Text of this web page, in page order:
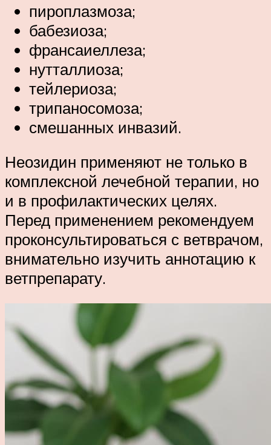
пироплазмоза;
бабезиоза;
франсаиеллеза;
нутталлиоза;
тейлериоза;
трипаносомоза;
смешанных инвазий.
Неозидин применяют не только в
комплексной лечебной терапии, но
и в профилактических целях.
Перед применением рекомендуем
проконсультироваться с ветврачом,
внимательно изучить аннотацию к
ветпрепарату.